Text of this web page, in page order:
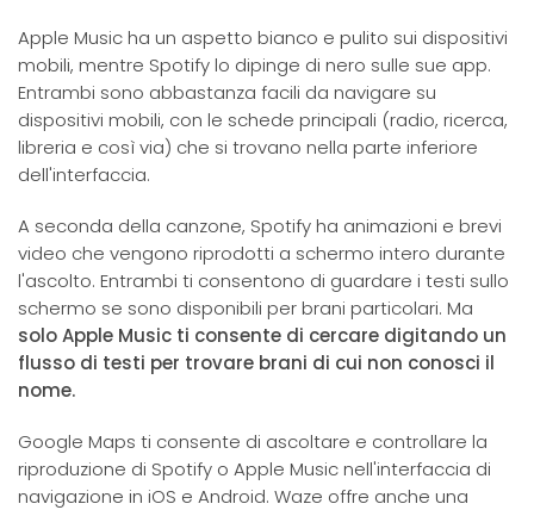
Apple Music ha un aspetto bianco e pulito sui dispositivi
mobili, mentre Spotify lo dipinge di nero sulle sue app.
Entrambi sono abbastanza facili da navigare su
dispositivi mobili, con le schede principali (radio, ricerca,
libreria e così via) che si trovano nella parte inferiore
dell'interfaccia.
A seconda della canzone, Spotify ha animazioni e brevi
video che vengono riprodotti a schermo intero durante
l'ascolto. Entrambi ti consentono di guardare i testi sullo
schermo se sono disponibili per brani particolari. Ma
solo Apple Music ti consente di cercare digitando un
flusso di testi per trovare brani di cui non conosci il
nome.
Google Maps ti consente di ascoltare e controllare la
riproduzione di Spotify o Apple Music nell'interfaccia di
navigazione in iOS e Android. Waze offre anche una